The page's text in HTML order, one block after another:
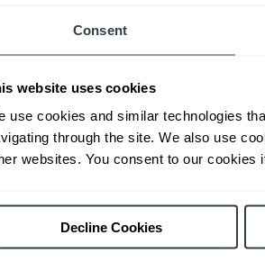
Consent
website uses cookies
use cookies and similar technologies
through the site. We also use
websites. You consent to our cookies
Decline Cookies